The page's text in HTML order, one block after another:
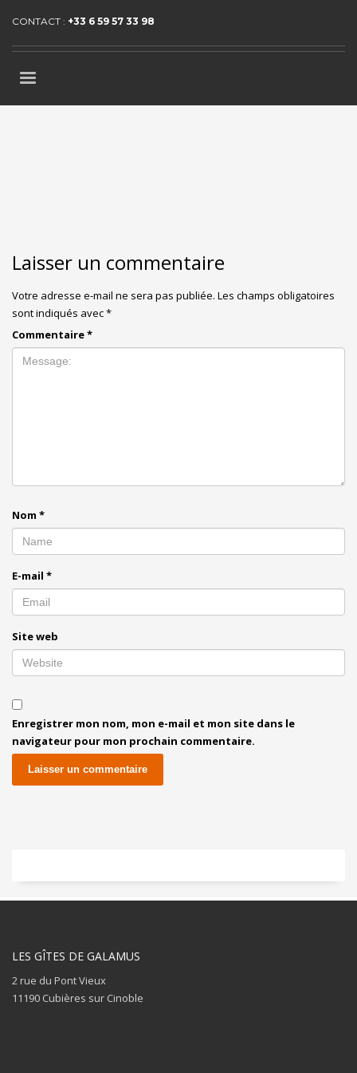
CONTACT : +33 6 59 57 33 98
Laisser un commentaire
Votre adresse e-mail ne sera pas publiée. Les champs obligatoires
sont indiqués avec*
Commentaire*
Nom *
E-mail *
Site web
Enregistrer mon nom, mon e-mail et mon site dans le
navigateur pour mon prochain commentaire.
LES GÎTES DE GALAMUS
2 rue du Pont Vieux
11190 Cubières sur Cinoble